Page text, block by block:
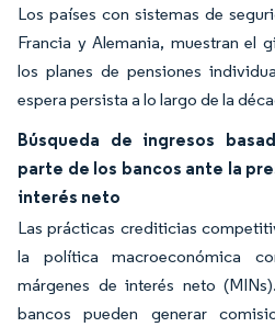
Los países con sistemas de
Francia y Alemania, muestran el
los planes de pensiones
espera persista a lo largo de la
Búsqueda de ingresos
parte de los bancos ante la
interés neto
Las prácticas crediticias
la política macroeconómica
márgenes de interés neto
bancos pueden generar